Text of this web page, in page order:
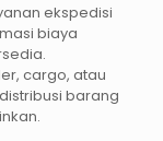
ekspedisi
biaya
cargo, atau
barang